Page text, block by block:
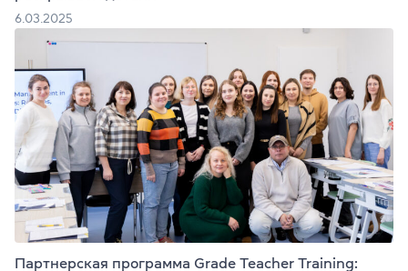
6.03.2025
Партнерская программа Grade Teacher Training: